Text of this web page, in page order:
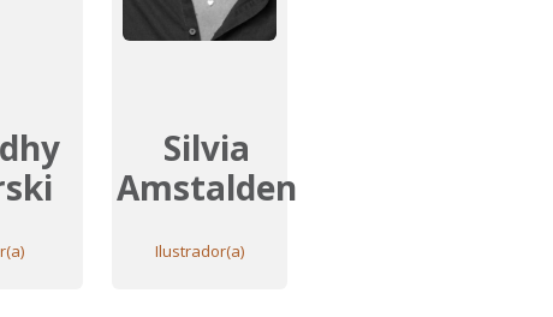
Silvia
Amstalden
Ilustrador(a)